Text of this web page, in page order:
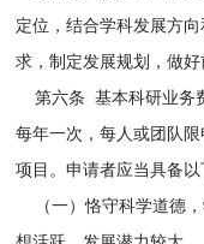
定位，结合学科发展方
求，制定发展规划，做好
第六条 基本科研业务
每年一次，每人或团队
项目。申请者应当具备以
（一）恪守科学道德，